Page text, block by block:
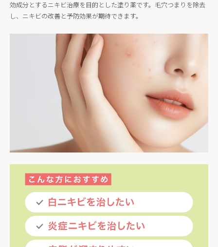
効成分とするニキビ治療を目的とした塗り薬です。毛穴つまりを除去
し、ニキビの改善と予防効果が期待できます。